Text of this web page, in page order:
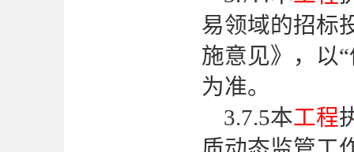
易领域的招标
施意见》，以
为准。
3.7.5本工程